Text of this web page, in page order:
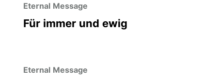
Eternal Message
Für immer und ewig
Eternal Message